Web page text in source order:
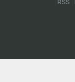
RSS|